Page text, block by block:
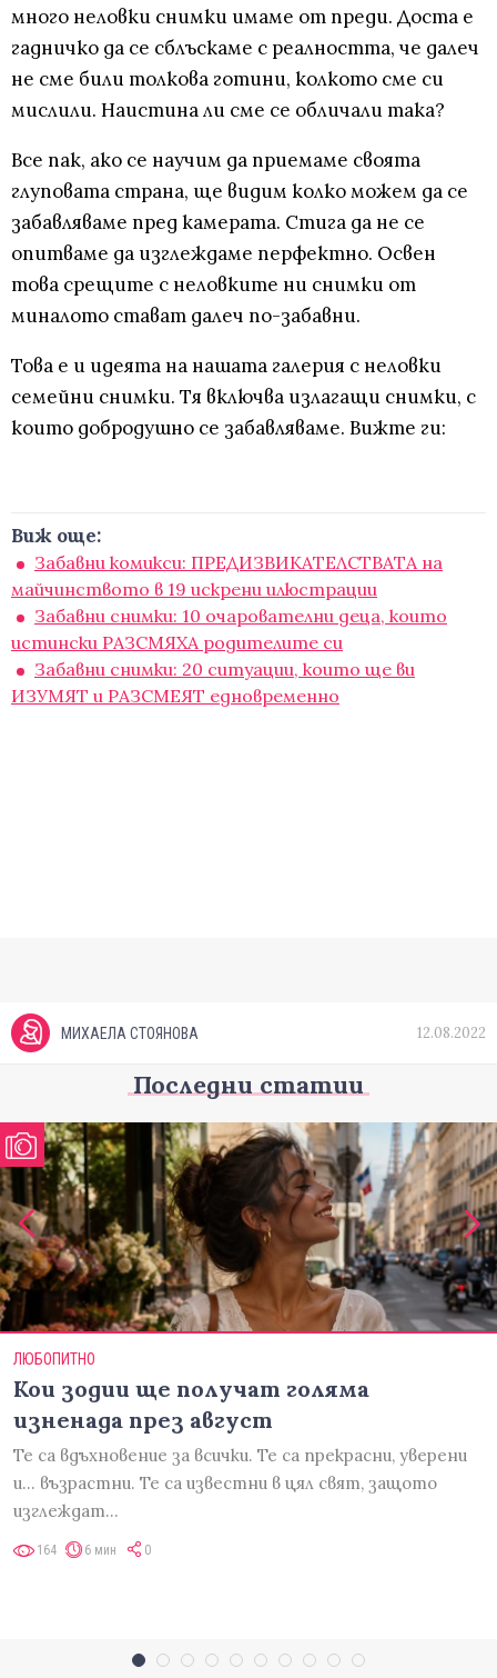
много неловки снимки имаме от преди. Доста е
гадничко да се сблъскаме с реалността, че далеч
не сме били толкова готини, колкото сме си
мислили. Наистина ли сме се обличали така?
Все пак, ако се научим да приемаме своята
глуповата страна, ще видим колко можем да се
забавляваме пред камерата. Стига да не се
опитваме да изглеждаме перфектно. Освен
това срещите с неловките ни снимки от
миналото стават далеч по-забавни.
Това е и идеята на нашата галерия с неловки
семейни снимки. Тя включва излагащи снимки, с
които добродушно се забавляваме. Вижте ги:
Виж още:
Забавни комикси: ПРЕДИЗВИКАТЕЛСТВАТА на
майчинството в 19 искрени илюстрации
Забавни снимки: 10 очарователни деца, които
истински РАЗСМЯХА родителите си
Забавни снимки: 20 ситуации, които ще ви
ИЗУМЯТ и РАЗСМЕЯТ едновременно
МИХАЕЛА СТОЯНОВА 12.08.2022
Последни статии
ЛЮБОПИТНО
Кои зодии ще получат голяма
изненада през август
Те са вдъхновение за всички. Те са прекрасни, уверени
и... възрастни. Те са известни в цял свят, защото
изглеждат…
164 6 мин 0